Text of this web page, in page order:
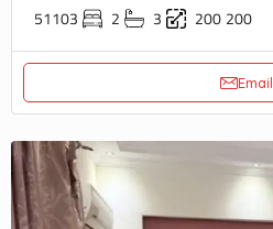
51103 2 3 200200
Email